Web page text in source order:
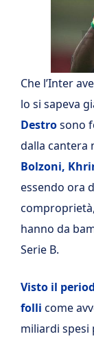
Che l’Inter
lo si sapeva
Destrosono
dalla cantera
Bolzoni,
essendo ora
hanno da
Serie B.
Visto il
folli come
miliardi spesi